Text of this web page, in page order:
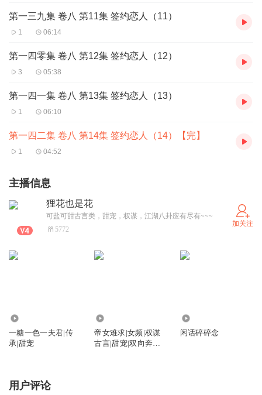
第一三九集 卷八 第11集 签约恋人（11）
1 06:14
第一四零集 卷八 第12集 签约恋人（12）
3 05:38
第一四一集 卷八 第13集 签约恋人（13）
1 06:10
第一四二集 卷八 第14集 签约恋人（14）【完】
1 04:52
主播信息
狸花也是花
可盐可甜古言类，甜宠，权谋，江湖八卦应有尽有~~~
5772
加关注
一糖一色一夫君|传
承|甜宠
帝女难求|女频|权谋
古言|甜宠|双向奔赴|
闲话碎碎念
用户评论